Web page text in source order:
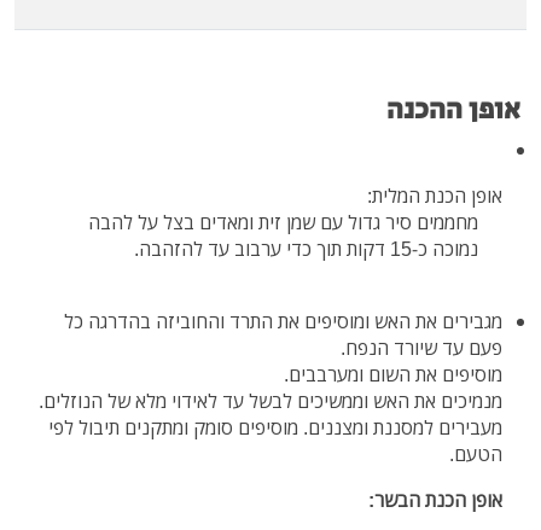
אופן ההכנה
אופן הכנת המלית:
מחממים סיר גדול עם שמן זית ומאדים בצל על להבה
נמוכה כ-15 דקות תוך כדי ערבוב עד להזהבה.
מגבירים את האש ומוסיפים את התרד והחוביזה בהדרגה כל
פעם עד שיורד הנפח.
מוסיפים את השום ומערבבים.
מנמיכים את האש וממשיכים לבשל עד לאידוי מלא של הנוזלים.
מעבירים למסננת ומצננים. מוסיפים סומק ומתקנים תיבול לפי
הטעם.
אופן הכנת הבשר: